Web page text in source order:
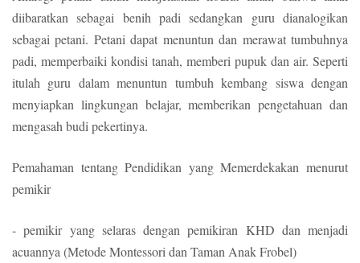
diibaratkan sebagai benih padi sedangkan guru dianalogikan
sebagai petani. Petani dapat menuntun dan merawat tumbuhnya
padi, memperbaiki kondisi tanah, memberi pupuk dan air. Seperti
itulah guru dalam menuntun tumbuh kembang siswa dengan
menyiapkan lingkungan belajar, memberikan pengetahuan dan
mengasah budi pekertinya.
Pemahaman tentang Pendidikan yang Memerdekakan menurut
pemikir
- pemikir yang selaras dengan pemikiran KHD dan menjadi
acuannya (Metode Montessori dan Taman Anak Frobel)